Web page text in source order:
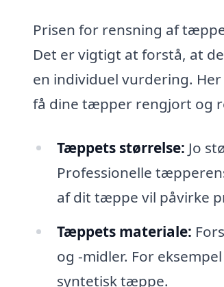
Prisen for rensning af
Det er vigtigt at forstå, at
en individuel vurdering.
få dine tæpper rengjort og
Tæppets størrelse: Jo
Professionelle
af dit tæppe vil påvirke
Tæppets materiale:
og -midler. For
syntetisk tæppe.